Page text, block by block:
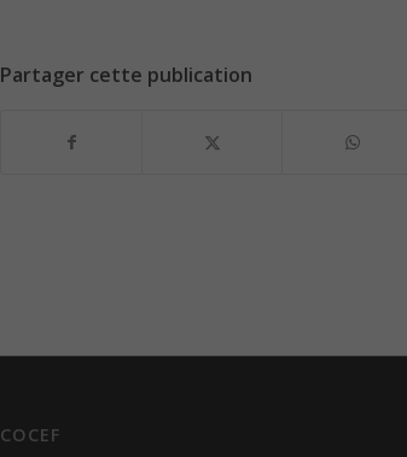
Partager cette publication
COCEF